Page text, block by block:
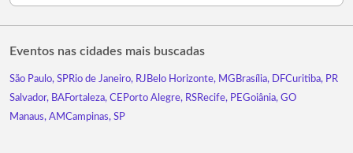
Eventos nas cidades mais buscadas
São Paulo, SPRio de Janeiro, RJ Belo Horizonte, MG Brasília, DFCuritiba, PR
Salvador, BAFortaleza, CE Porto Alegre, RSRecife, PEGoiânia, GO
Manaus, AMCampinas, SP